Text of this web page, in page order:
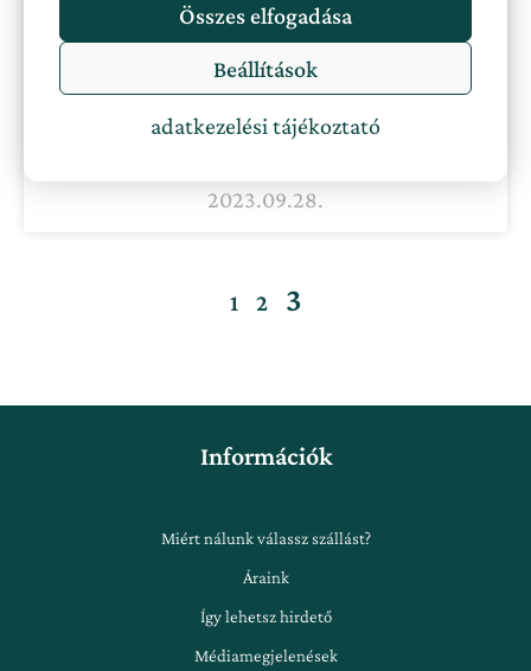
Összes elfogadása
Beállítások
adatkezelési tájékoztató
TOP 5 kutyabarát vidéki vendégház
ELOLVASOM
2023.09.28.
1 2 3
Információk
Miért nálunk válassz szállást?
Áraink
Így lehetsz hirdető
Médiamegjelenések